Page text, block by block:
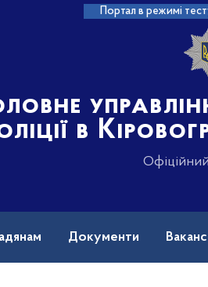
Портал в режимі
в
Документи